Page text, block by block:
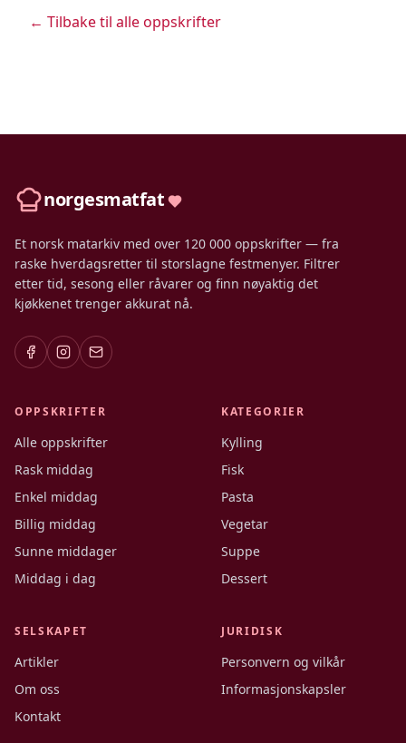
← Tilbake til alle oppskrifter
norgesmatfat
Et norsk matarkiv med over 120 000 oppskrifter — fra
raske hverdagsretter til storslagne festmenyer. Filtrer
etter tid, sesong eller råvarer og finn nøyaktig det
kjøkkenet trenger akkurat nå.
OPPSKRIFTER
Alle oppskrifter
Rask middag
Enkel middag
Billig middag
Sunne middager
Middag i dag
KATEGORIER
Kylling
Fisk
Pasta
Vegetar
Suppe
Dessert
SELSKAPET
Artikler
Om oss
Kontakt
JURIDISK
Personvern og vilkår
Informasjonskapsler